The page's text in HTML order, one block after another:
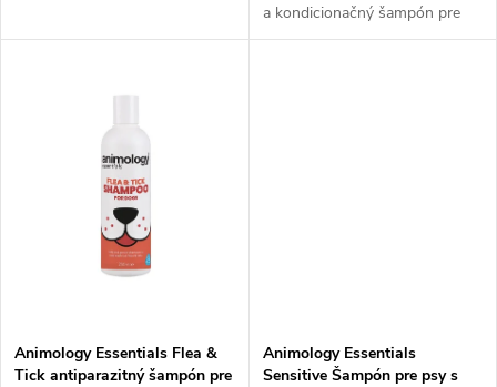
k
a kondicionačný šampón pre
psov všetkých plemien. Je
Animology Essentials Flea &
Tick antiparazitný šampón pre
Animology Essentials
Sensitive Šampón pre psy s